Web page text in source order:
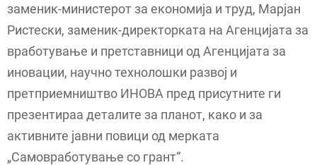
заменик-министерот за економија и труд, Марјан
Ристески, заменик-директорката на Агенцијата за
вработување и претставници од Агенцијата за
иновации, научно технолошки развој и
претприемништво ИНОВА пред присутните ги
презентираа деталите за планот, како и за
активните јавни повици од мерката
„Самовработување со грант“.